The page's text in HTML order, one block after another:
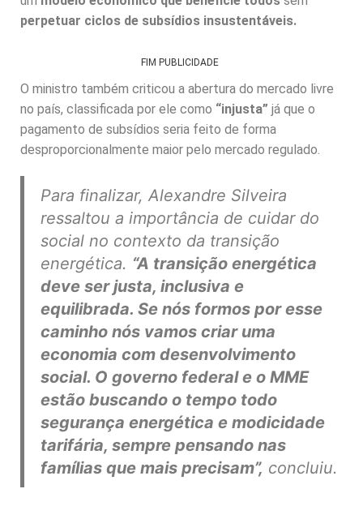
perpetuar ciclos de subsídios insustentáveis.
FIM PUBLICIDADE
O ministro também criticou a abertura do mercado livre
no país, classificada por ele como “injusta” já que o
pagamento de subsídios seria feito de forma
desproporcionalmente maior pelo mercado regulado.
Para finalizar, Alexandre Silveira
ressaltou a importância de cuidar do
social no contexto da transição
energética. “A transição energética
deve ser justa, inclusiva e
equilibrada. Se nós formos por esse
caminho nós vamos criar uma
economia com desenvolvimento
social. O governo federal e o MME
estão buscando o tempo todo
segurança energética e modicidade
tarifária, sempre pensando nas
famílias que mais precisam”, concluiu.